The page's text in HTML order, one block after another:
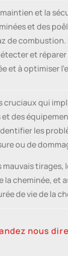
et la
et des
de
et
et à optimiser
cruciaux qui
des
les
ou de
tirages,
cheminée,
de vie de la
nous